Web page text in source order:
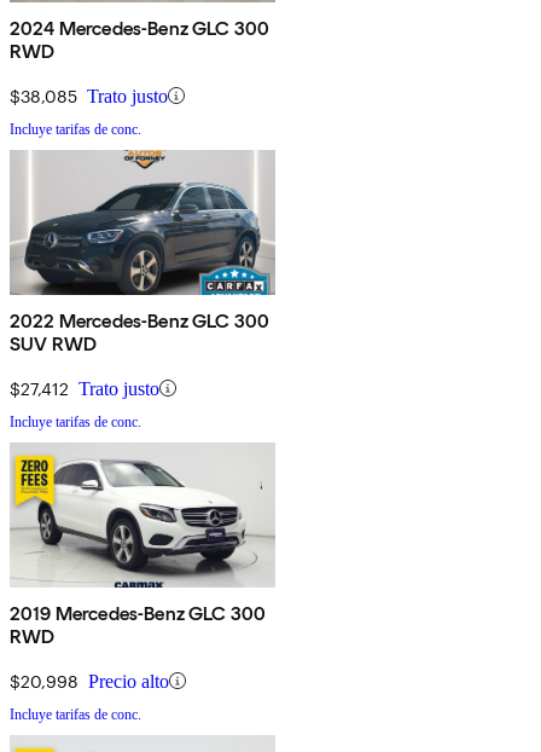
2024 Mercedes-Benz GLC 300
RWD
$38,085 Trato justo
Incluye tarifas de conc.
2022 Mercedes-Benz GLC 300
SUV RWD
$27,412 Trato justo
Incluye tarifas de conc.
2019 Mercedes-Benz GLC 300
RWD
$20,998 Precio alto
Incluye tarifas de conc.